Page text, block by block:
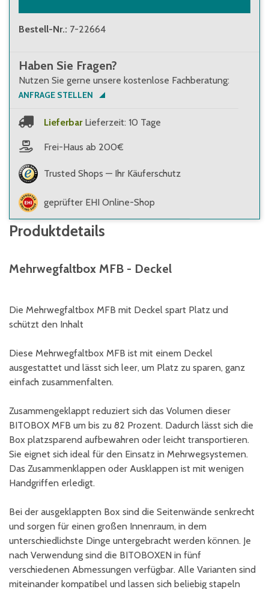
Bestell-Nr.: 7-22664
Haben Sie Fragen?
Nutzen Sie gerne unsere kostenlose Fachberatung:
ANFRAGE STELLEN
Lieferbar Lieferzeit: 10 Tage
Frei-Haus ab 200€
Trusted Shops — Ihr Käuferschutz
geprüfter EHI Online-Shop
Produktdetails
Mehrwegfaltbox MFB - Deckel
Die Mehrwegfaltbox MFB mit Deckel spart Platz und
schützt den Inhalt
Diese Mehrwegfaltbox MFB ist mit einem Deckel
ausgestattet und lässt sich leer, um Platz zu sparen, ganz
einfach zusammenfalten.
Zusammengeklappt reduziert sich das Volumen dieser
BITOBOX MFB um bis zu 82 Prozent. Dadurch lässt sich die
Box platzsparend aufbewahren oder leicht transportieren.
Sie eignet sich ideal für den Einsatz in Mehrwegsystemen.
Das Zusammenklappen oder Ausklappen ist mit wenigen
Handgriffen erledigt.
Bei der ausgeklappten Box sind die Seitenwände senkrecht
und sorgen für einen großen Innenraum, in dem
unterschiedlichste Dinge untergebracht werden können. Je
nach Verwendung sind die BITOBOXEN in fünf
verschiedenen Abmessungen verfügbar. Alle Varianten sind
miteinander kompatibel und lassen sich beliebig stapeln